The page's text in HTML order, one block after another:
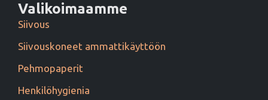
Valikoimaamme
Siivous
Siivouskoneet ammattikäyttöön
Pehmopaperit
Henkilöhygienia